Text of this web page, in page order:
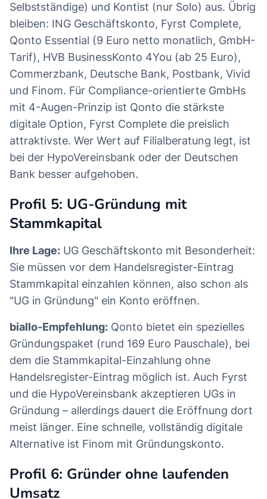
Selbstständige) und Kontist (nur Solo) aus. Übrig
bleiben: ING Geschäftskonto, Fyrst Complete,
Qonto Essential (9 Euro netto monatlich, GmbH-
Tarif), HVB BusinessKonto 4You (ab 25 Euro),
Commerzbank, Deutsche Bank, Postbank, Vivid
und Finom. Für Compliance-orientierte GmbHs
mit 4-Augen-Prinzip ist Qonto die stärkste
digitale Option, Fyrst Complete die preislich
attraktivste. Wer Wert auf Filialberatung legt, ist
bei der HypoVereinsbank oder der Deutschen
Bank besser aufgehoben.
Profil 5: UG-Gründung mit
Stammkapital
Ihre Lage: UG Geschäftskonto mit Besonderheit:
Sie müssen vor dem Handelsregister-Eintrag
Stammkapital einzahlen können, also schon als
"UG in Gründung" ein Konto eröffnen.
biallo-Empfehlung: Qonto bietet ein spezielles
Gründungspaket (rund 169 Euro Pauschale), bei
dem die Stammkapital-Einzahlung ohne
Handelsregister-Eintrag möglich ist. Auch Fyrst
und die HypoVereinsbank akzeptieren UGs in
Gründung – allerdings dauert die Eröffnung dort
meist länger. Eine schnelle, vollständig digitale
Alternative ist Finom mit Gründungskonto.
Profil 6: Gründer ohne laufenden
Umsatz